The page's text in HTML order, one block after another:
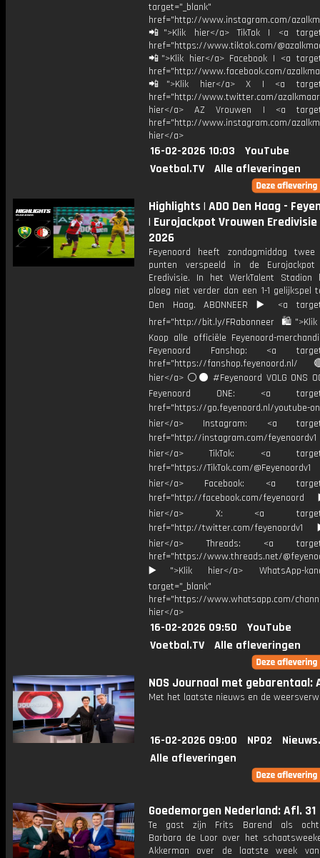
target="_blank"
href="http://www.instagram.com/
📲">Klik hier</a> TikTok | <a
href="https://www.tiktok.com/
📲">Klik hier</a> Facebook | <a
href="http://www.facebook.com/
📲">Klik hier</a> X | <a
href="http://www.twitter.com/
hier</a> AZ Vrouwen | <a
href="http://www.instagram.com/
hier</a>
16-02-2026 10:03
YouTube
Voetbal.TV
Alle afleveringen
Highlights | ADO Den Haag -
| Eurojackpot Vrouwen
2026
Feyenoord heeft zondagmiddag
punten verspeeld in de Eurojackpot
Eredivisie. In het WerkTalent Stadion
ploeg niet verder dan een 1-1 gelijkspel
Den Haag. ABONNEER ▶️ <a
href="http://bit.ly/FRabonneer
Koop alle officiële Feyenoord-
Feyenoord Fanshop: <a
href="https://
hier</a> ⚪️⚫ #Feyenoord VOLG ONS
Feyenoord ONE: <a
href="https://go.feyenoord.nl/youtube-
hier</a> Instagram: <a
href="http://instagram.com/
hier</a> TikTok: <a
href="https://TikTok.com/
hier</a> Facebook: <a
href="http://facebook.com/
hier</a> X: <a
href="http://twitter.com/
hier</a> Threads: <a
href="https://www.threads.net/
▶️">Klik hier</a> WhatsApp-
target="_blank"
href="https://www.whatsapp.com/
hier</a>
16-02-2026 09:50
YouTube
Voetbal.TV
Alle afleveringen
NOS Journaal met gebarentaal:
Met het laatste nieuws en de
16-02-2026 09:00 NPO2
Alle afleveringen
Goedemorgen Nederland: Afl. 31
Te gast zijn Frits Barend als
Barbara de Loor over het
Akkerman over de laatste week